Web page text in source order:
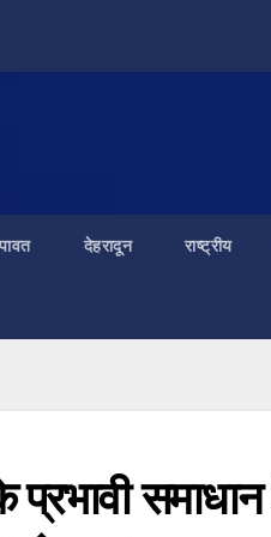
देहरादून राष्ट्रीय